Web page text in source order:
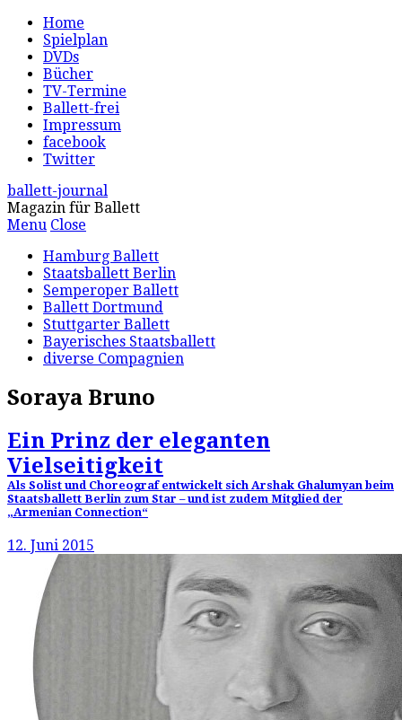
Home
Spielplan
DVDs
Bücher
TV-Termine
Ballett-frei
Impressum
facebook
Twitter
ballett-journal
Magazin für Ballett
Menu Close
Hamburg Ballett
Staatsballett Berlin
Semperoper Ballett
Ballett Dortmund
Stuttgarter Ballett
Bayerisches Staatsballett
diverse Compagnien
Soraya Bruno
Ein Prinz der eleganten
Vielseitigkeit
Als Solist und Choreograf entwickelt sich Arshak Ghalumyan beim
Staatsballett Berlin zum Star – und ist zudem Mitglied der
„Armenian Connection“
12. Juni 2015